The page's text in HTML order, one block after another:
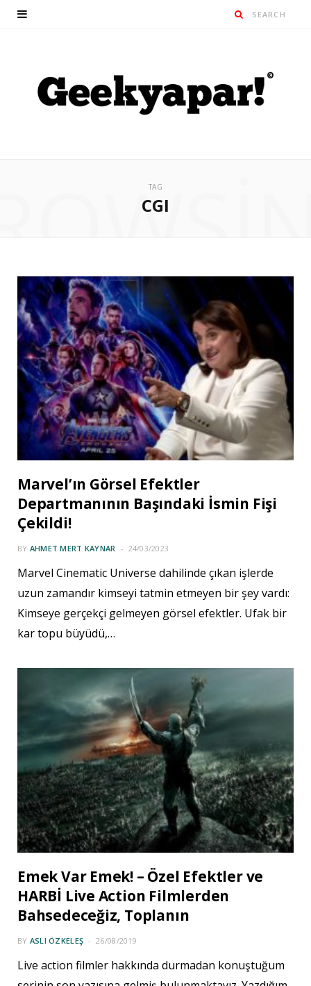
TAG
CGI
Marvel’ın Görsel Efektler
Departmanının Başındaki İsmin Fişi
Çekildi!
BY AHMET MERT KAYNAR 24/03/2023
Marvel Cinematic Universe dahilinde çıkan işlerde
uzun zamandır kimseyi tatmin etmeyen bir şey vardı:
Kimseye gerçekçi gelmeyen görsel efektler. Ufak bir
kar topu büyüdü,…
Emek Var Emek! – Özel Efektler ve
HARBİ Live Action Filmlerden
Bahsedeceğiz, Toplanın
BY ASLI ÖZKELEŞ 26/08/2019
Live action filmler hakkında durmadan konuştuğum